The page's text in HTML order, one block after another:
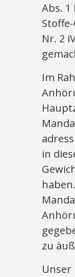
Abs.
Stoffe-
Nr. 2
Im
in
zu